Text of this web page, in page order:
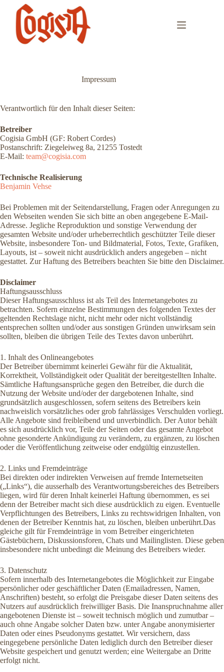
Inhalt
springen
Impressum
Verantwortlich für den Inhalt dieser Seiten:
Betreiber
Cogisia GmbH (GF: Robert Cordes)
Postanschrift: Ziegeleiweg 8a, 21255 Tostedt
E-Mail: team@cogisia.com
Technische Realisierung
Benjamin Vehse
Bei Problemen mit der Seitendarstellung, Fragen oder Anregungen zu
den Webseiten wenden Sie sich bitte an oben angegebene E-Mail-
Adresse. Jegliche Reproduktion und sonstige Verwendung der
gesamten Website und/oder urheberrechtlich geschützter Teile dieser
Website, insbesondere Ton- und Bildmaterial, Fotos, Texte, Grafiken,
Layouts, ist – soweit nicht ausdrücklich anders angegeben – nicht
gestattet. Zur Haftung des Betreibers beachten Sie bitte den Disclaimer.
Disclaimer
Haftungsausschluss
Dieser Haftungsausschluss ist als Teil des Internetangebotes zu
betrachten. Sofern einzelne Bestimmungen des folgenden Textes der
geltenden Rechtslage nicht, nicht mehr oder nicht vollständig
entsprechen sollten und/oder aus sonstigen Gründen unwirksam sein
sollten, bleiben die übrigen Teile des Textes davon unberührt.
1. Inhalt des Onlineangebotes
Der Betreiber übernimmt keinerlei Gewähr für die Aktualität,
Korrektheit, Vollständigkeit oder Qualität der bereitgestellten Inhalte.
Sämtliche Haftungsansprüche gegen den Betreiber, die durch die
Nutzung der Website und/oder der dargebotenen Inhalte, sind
grundsätzlich ausgeschlossen, sofern seitens des Betreibers kein
nachweislich vorsätzliches oder grob fahrlässiges Verschulden vorliegt.
Alle Angebote sind freibleibend und unverbindlich. Der Autor behält
es sich ausdrücklich vor, Teile der Seiten oder das gesamte Angebot
ohne gesonderte Ankündigung zu verändern, zu ergänzen, zu löschen
oder die Veröffentlichung zeitweise oder endgültig einzustellen.
2. Links und Fremdeinträge
Bei direkten oder indirekten Verweisen auf fremde Internetseiten
(„Links“), die ausserhalb des Verantwortungsbereiches des Betreibers
liegen, wird für deren Inhalt keinerlei Haftung übernommen, es sei
denn der Betreiber macht sich diese ausdrücklich zu eigen. Eventuelle
Verpflichtungen des Betreibers, Links zu rechtswidrigen Inhalten, von
denen der Betreiber Kenntnis hat, zu löschen, bleiben unberührt.Das
gleiche gilt für Fremdeinträge in vom Betreiber eingerichteten
Gästebüchern, Diskussionsforen, Chats und Mailinglisten. Diese geben
insbesondere nicht unbedingt die Meinung des Betreibers wieder.
3. Datenschutz
Sofern innerhalb des Internetangebotes die Möglichkeit zur Eingabe
persönlicher oder geschäftlicher Daten (Emailadressen, Namen,
Anschriften) besteht, so erfolgt die Preisgabe dieser Daten seitens des
Nutzers auf ausdrücklich freiwilliger Basis. Die Inanspruchnahme aller
angebotenen Dienste ist – soweit technisch möglich und zumutbar –
auch ohne Angabe solcher Daten bzw. unter Angabe anonymisierter
Daten oder eines Pseudonyms gestattet. Wir versichern, dass
eingegebene persönliche Daten lediglich durch den Betreiber dieser
Website gespeichert und genutzt werden; eine Weitergabe an Dritte
erfolgt nicht.